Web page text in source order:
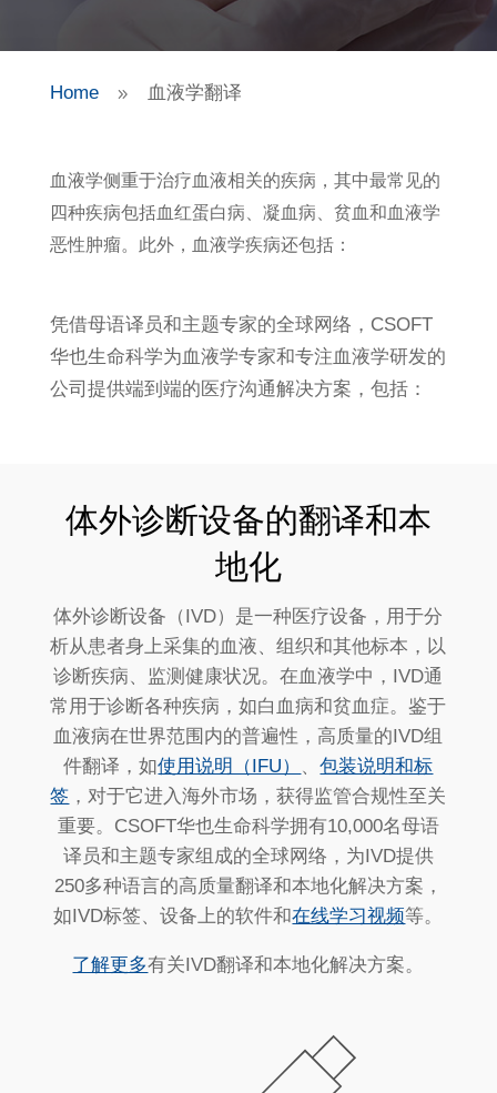
Home 9 血液学翻译
血液学侧重于治疗血液相关的疾病，其中最常见的
四种疾病包括血红蛋白病、凝血病、贫血和血液学
恶性肿瘤。此外，血液学疾病还包括：
凭借母语译员和主题专家的全球网络，CSOFT
华也生命科学为血液学专家和专注血液学研发的
公司提供端到端的医疗沟通解决方案，包括：
体外诊断设备的翻译和本
地化
体外诊断设备（IVD）是一种医疗设备，用于分
析从患者身上采集的血液、组织和其他标本，以
诊断疾病、监测健康状况。在血液学中，IVD通
常用于诊断各种疾病，如白血病和贫血症。鉴于
血液病在世界范围内的普遍性，高质量的IVD组
件翻译，如使用说明（IFU） 、包装说明和标
签 ，对于它进入海外市场，获得监管合规性至关
重要。CSOFT华也生命科学拥有10,000名母语
译员和主题专家组成的全球网络，为IVD提供
250多种语言的高质量翻译和本地化解决方案，
如IVD标签、设备上的软件和在线学习视频等。
了解更多有关IVD翻译和本地化解决方案。